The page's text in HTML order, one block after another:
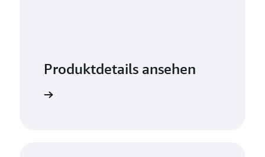
Produktdetails ansehen